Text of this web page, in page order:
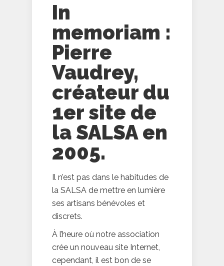
In
memoriam :
Pierre
Vaudrey,
créateur du
1er site de
la SALSA en
2005.
Il n’est pas dans le habitudes de
la SALSA de mettre en lumière
ses artisans bénévoles et
discrets.
À l’heure où notre association
crée un nouveau site Internet,
cependant, il est bon de se